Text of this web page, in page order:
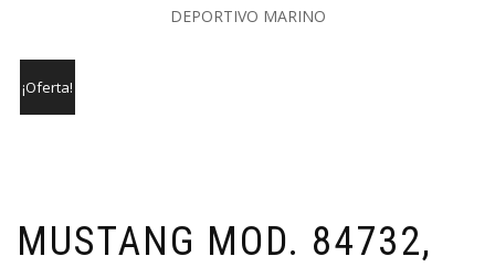
DEPORTIVO MARINO
¡Oferta!
MUSTANG MOD. 84732,